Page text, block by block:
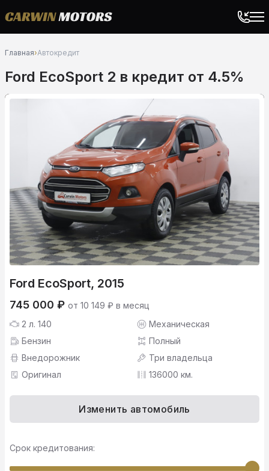
Главная›Автокредит
Ford EcoSport 2 в кредит от 4.5%
Ford EcoSport, 2015
745 000 ₽ от 10 149 ₽ в месяц
2 л. 140
Механическая
Бензин
Полный
Внедорожник
Три владельца
Оригинал
136000 км.
Изменить автомобиль
Срок кредитования: